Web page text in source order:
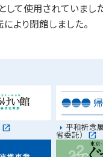
して使用されていまし
より閉館しました。
平和祈念
省委託）